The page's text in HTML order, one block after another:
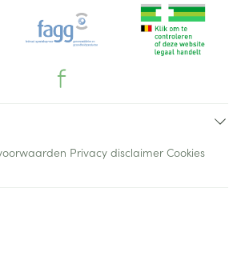
Privacy disclaimer Cookies